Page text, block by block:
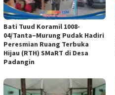
Bati Tuud Koramil 1008-
04/Tanta–Murung Pudak Hadiri
Peresmian Ruang Terbuka
Hijau (RTH) SMaRT di Desa
Padangin